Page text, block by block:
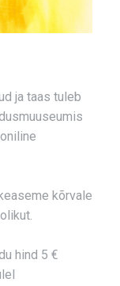
ja taas tuleb
kõrvale
hind 5 €